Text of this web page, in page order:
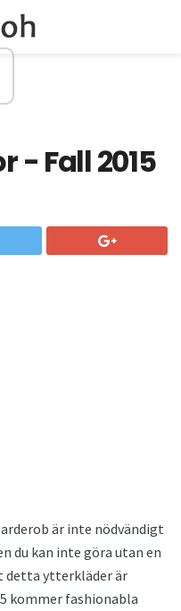
- Fall 2015
är inte nödvändigt
du kan inte göra utan en
detta ytterkläder är
kommer fashionabla